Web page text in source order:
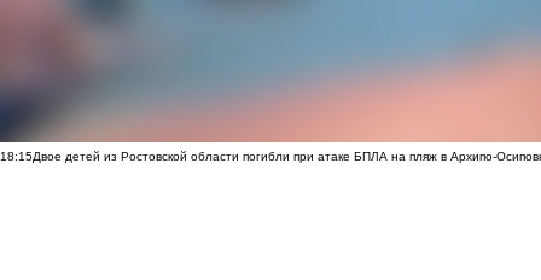
18:15Двое детей из Ростовской области погибли при атаке БПЛА на пляж в Архипо-